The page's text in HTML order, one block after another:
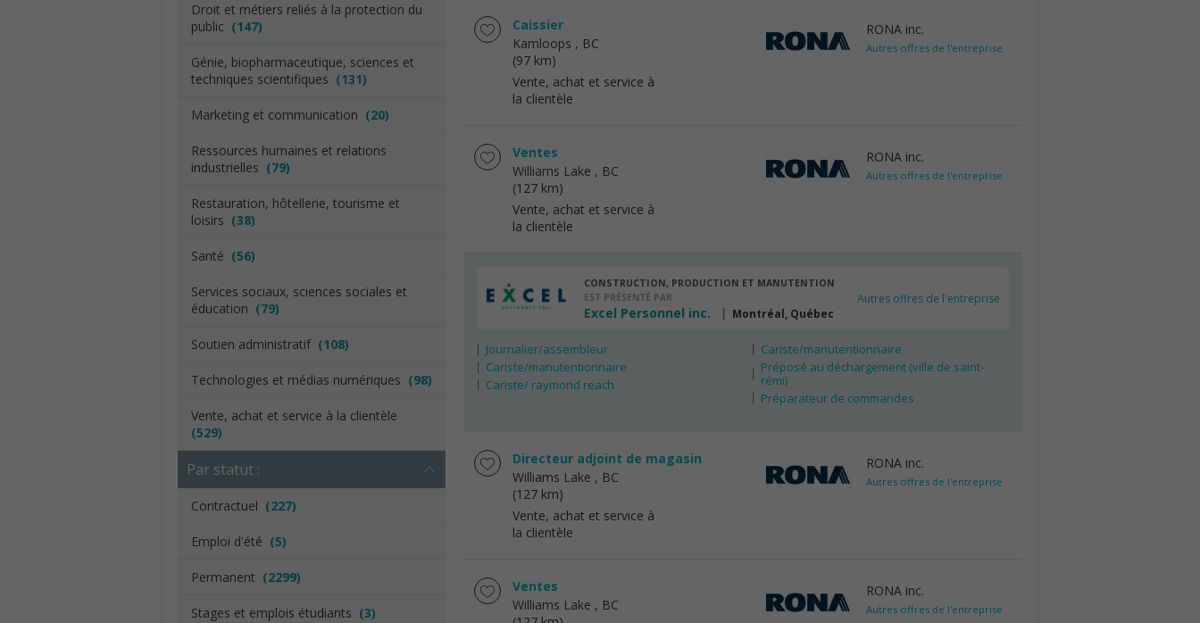
Droit et métiers reliés à la protection du
public (147)
Génie, biopharmaceutique, sciences et
techniques scientifiques (131)
Marketing et communication (20)
Ressources humaines et relations
industrielles (79)
Restauration, hôtellerie, tourisme et
loisirs (38)
Santé (56)
Services sociaux, sciences sociales et
éducation (79)
Soutien administratif (108)
Technologies et médias numériques (98)
Vente, achat et service à la clientèle
(529)
Par statut :
Contractuel (227)
Emploi d'été (5)
Permanent (2299)
Stages et emplois étudiants (3)
Caissier
Kamloops , BC
(97 km)
Vente, achat et service à
la clientèle
RONA inc.
Autres offres de l'entreprise
Ventes
Williams Lake , BC
(127 km)
Vente, achat et service à
la clientèle
RONA inc.
Autres offres de l'entreprise
CONSTRUCTION, PRODUCTION ET MANUTENTION
EST PRÉSENTÉ PAR
Excel Personnel inc. Montréal, Québec
Autres offres de l'entreprise
Journalier/assembleur
Cariste/manutentionnaire
Cariste/ raymond reach
Cariste/manutentionnaire
Préposé au déchargement (ville de saint-
rémi)
Préparateur de commandes
Directeur adjoint de magasin
Williams Lake , BC
(127 km)
Vente, achat et service à
la clientèle
RONA inc.
Autres offres de l'entreprise
Ventes
Williams Lake , BC
RONA inc.
Autres offres de l'entreprise